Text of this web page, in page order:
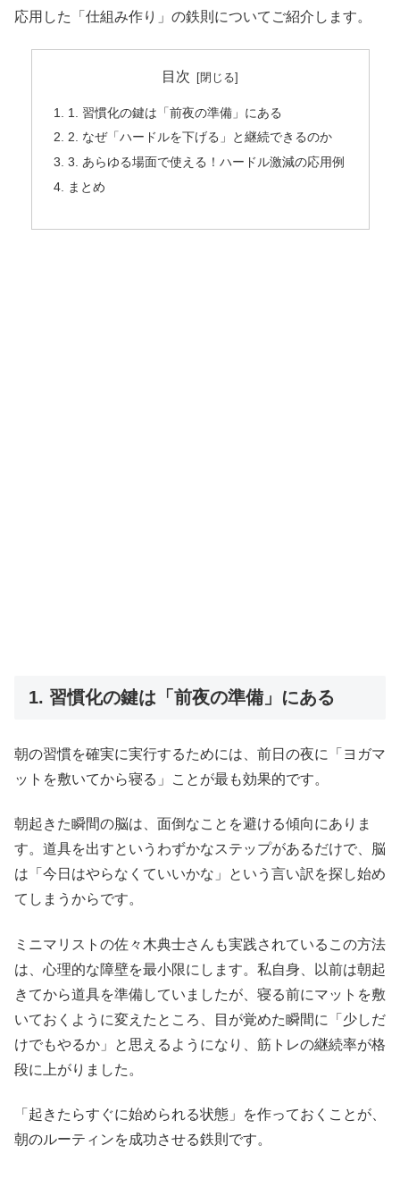
応用した「仕組み作り」の鉄則についてご紹介します。
目次
1. 習慣化の鍵は「前夜の準備」にある
2. なぜ「ハードルを下げる」と継続できるのか
3. あらゆる場面で使える！ハードル激減の応用例
まとめ
1. 習慣化の鍵は「前夜の準備」にある
朝の習慣を確実に実行するためには、前日の夜に「ヨガマ
ットを敷いてから寝る」ことが最も効果的です。
朝起きた瞬間の脳は、面倒なことを避ける傾向にありま
す。道具を出すというわずかなステップがあるだけで、脳
は「今日はやらなくていいかな」という言い訳を探し始め
てしまうからです。
ミニマリストの佐々木典士さんも実践されているこの方法
は、心理的な障壁を最小限にします。私自身、以前は朝起
きてから道具を準備していましたが、寝る前にマットを敷
いておくように変えたところ、目が覚めた瞬間に「少しだ
けでもやるか」と思えるようになり、筋トレの継続率が格
段に上がりました。
「起きたらすぐに始められる状態」を作っておくことが、
朝のルーティンを成功させる鉄則です。